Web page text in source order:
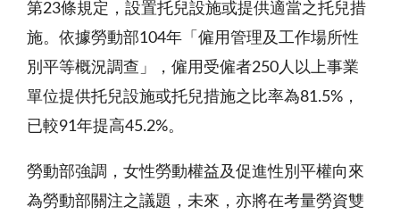
第23條規定，設置托兒設施或提供適當之托兒措
施。依據勞動部104年「僱用管理及工作場所性
別平等概況調查」，僱用受僱者250人以上事業
單位提供托兒設施或托兒措施之比率為81.5%，
已較91年提高45.2%。
勞動部強調，女性勞動權益及促進性別平權向來
為勞動部關注之議題，未來，亦將在考量勞資雙